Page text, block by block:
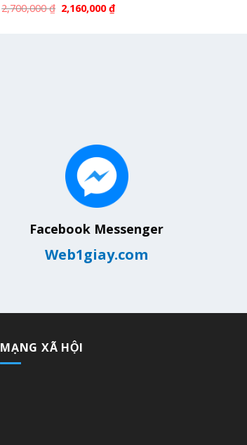
2,700,000₫ 2,160,000₫
Facebook Messenger
Web1giay.com
MẠNG XÃ HỘI